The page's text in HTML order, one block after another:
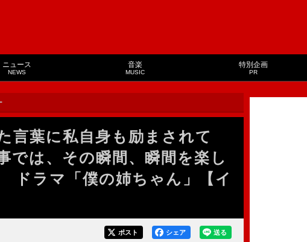
ニュース
NEWS
音楽
MUSIC
特別企画
PR
言葉に私自身も励まされて
は、その瞬間、瞬間を楽し
ドラマ「僕の姉ちゃん」【イ
送る
シェア
ポスト